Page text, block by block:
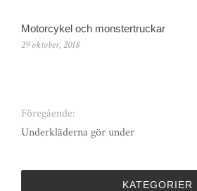
Motorcykel och monstertruckar
29 oktober, 2018
Föregående:
Underkläderna gör under
KATEGORIER